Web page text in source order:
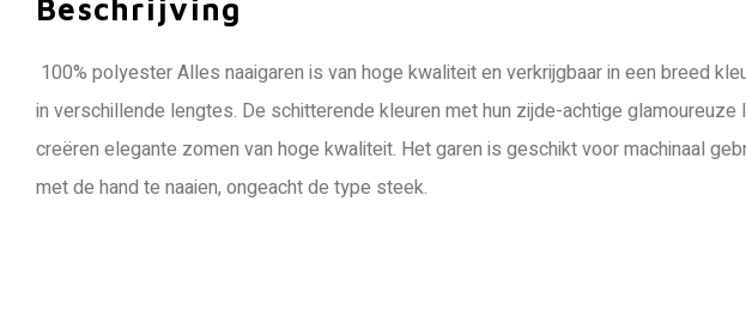
Beschrijving
100% polyester Alles naaigaren is van hoge kwaliteit en verkrijgbaar in een breed
in verschillende lengtes. De schitterende kleuren met hun zijde-achtige glamoureuze
creëren elegante zomen van hoge kwaliteit. Het garen is geschikt voor machinaal
met de hand te naaien, ongeacht de type steek.